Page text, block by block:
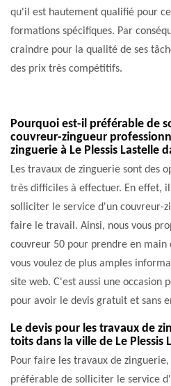
qu'il est hautement qualifié pour
formations spécifiques. Par
craindre pour la qualité de ses
des prix très compétitifs.
Pourquoi est-il préférable de
couvreur-zingueur
zinguerie à Le Plessis Lastelle
Les travaux de zinguerie sont des
très difficiles à effectuer. En effet,
solliciter le service d'un couvreur-
faire le travail. Ainsi, nous vous
couvreur 50 pour prendre en main
vous voulez de plus amples
site web. C'est aussi une
pour avoir le devis gratuit et sans
Le devis pour les travaux de
toits dans la ville de Le Plessis
Pour faire les travaux de
préférable de solliciter le service